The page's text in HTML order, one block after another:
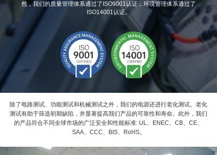
然，我们的质量管理体系通过了ISO9001认证，环境管理体系通过了
ISO14001认证。
除了电路测试、功能测试和机械测试之外，我们的电源还进行老化测试。老化
测试有助于筛选初期缺陷，并显著提高我们产品的可靠性和寿命。此外，我们
的产品符合不同全球市场的广泛安全和性能标准: UL、ENEC、CB、CE、
SAA、CCC、BIS、RoHS。